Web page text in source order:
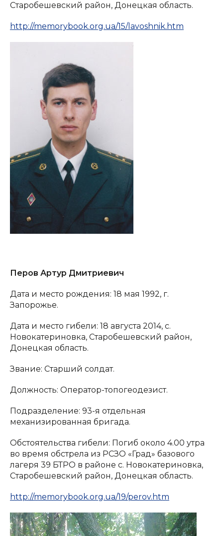
Старобешевский район, Донецкая область.
http://memorybook.org.ua/15/lavoshnik.htm
Перов Артур Дмитриевич
Дата и место рождения: 18 мая 1992, г.
Запорожье.
Дата и место гибели: 18 августа 2014, с.
Новокатериновка, Старобешевский район,
Донецкая область.
Звание: Старший солдат.
Должность: Оператор-топогеодезист.
Подразделение: 93-я отдельная
механизированная бригада.
Обстоятельства гибели: Погиб около 4.00 утра
во время обстрела из РСЗО «Град» базового
лагеря 39 БТРО в районе с. Новокатериновка,
Старобешевский район, Донецкая область.
http://memorybook.org.ua/19/perov.htm